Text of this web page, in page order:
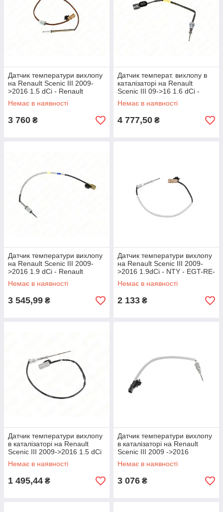
Датчик температури вихлопу
на Renault Scenic III 2009-
>2016 1.5 dCi - Renault
(Оригінал) - 226408209R
Немає в наявності
3 760 ₴
Датчик температ. вихлопу в
каталізаторі на Renault
Scenic III 09->16 1.6 dCi -
Renault (Оригінал) -
226404039R
Немає в наявності
4 777,50 ₴
Датчик температури вихлопу
на Renault Scenic III 2009-
>2016 1.9 dCi - Renault
(Оригінал) - 8200897221
Немає в наявності
3 545,99 ₴
Датчик температури вихлопу
на Renault Scenic III 2009-
>2016 1.9dCi - NTY - EGT-RE-
000
Немає в наявності
2 133 ₴
Датчик температури вихлопу
в каталізаторі на Renault
Scenic III 2009->2016 1.5 dCi
- NTY - EGT-NS-001
Немає в наявності
1 495,44 ₴
Датчик температури вихлопу
в каталізаторі на Renault
Scenic III 2009 ->2016
1.6dCi - NTY - EGT-RE-003
Немає в наявності
3 076 ₴